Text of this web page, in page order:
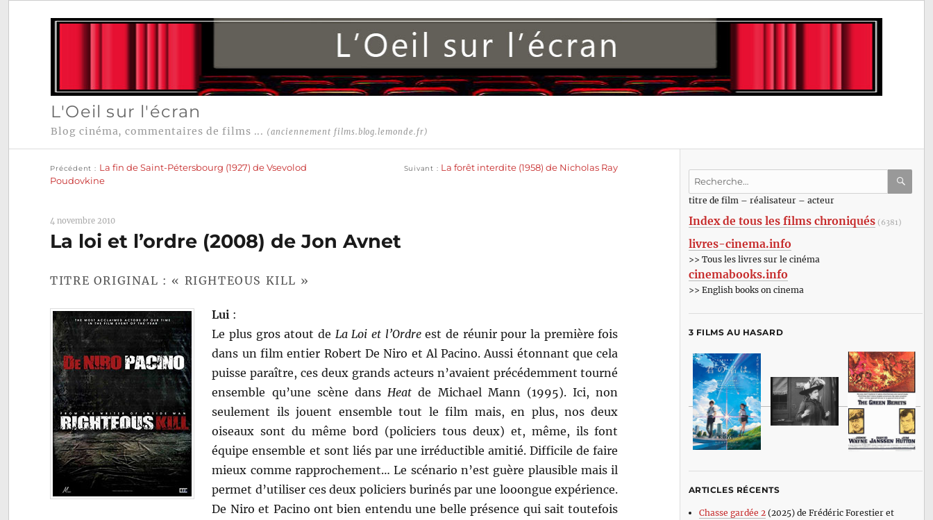
L'Oeil sur l'écran
Blog cinéma, commentaires de films ... (anciennement films.blog.lemonde.fr)
Navigation
de
Précédent
La fin de Saint-Pétersbourg (1927) de Vsevolod
Poudovkine
Suivant La forêt interdite (1958) de Nicholas Ray
4 novembre 2010
La loi et l’ordre (2008) de Jon Avnet
TITRE ORIGINAL : « RIGHTEOUS KILL »
Lui :
Le plus gros atout de La Loi et l’Ordreest de réunir pour la première fois
dans un film entier Robert De Niro et Al Pacino. Aussi étonnant que cela
puisse paraître, ces deux grands acteurs n’avaient précédemment tourné
ensemble qu’une scène dans Heat de Michael Mann (1995). Ici, non
seulement ils jouent ensemble tout le film mais, en plus, nos deux
oiseaux sont du même bord (policiers tous deux) et, même, ils font
équipe ensemble et sont liés par une irréductible amitié. Difficile de faire
mieux comme rapprochement… Le scénario n’est guère plausible mais il
permet d’utiliser ces deux policiers burinés par une looongue expérience.
De Niro et Pacino ont bien entendu une belle présence qui sait toutefois
Recherche
:titre de film – réalisateur – acteur
Index de tous les films chroniqués (6381)
livres-cinema.info
>> Tous les livres sur le cinéma
cinemabooks.info
>> English books on cinema
3 FILMS AU HASARD
ARTICLES RÉCENTS
Chasse gardée 2(2025) de Frédéric Forestier et